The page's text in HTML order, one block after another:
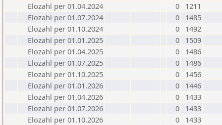
Elozahl per 01.04.2024
0
1211
Elozahl per 01.07.2024
0
1485
Elozahl per 01.10.2024
0
1492
Elozahl per 01.01.2025
0
1509
Elozahl per 01.04.2025
0
1486
Elozahl per 01.07.2025
0
1486
Elozahl per 01.10.2025
0
1456
Elozahl per 01.01.2026
0
1446
Elozahl per 01.04.2026
0
1433
Elozahl per 01.07.2026
0
1433
Elozahl per 01.10.2026
0 1433